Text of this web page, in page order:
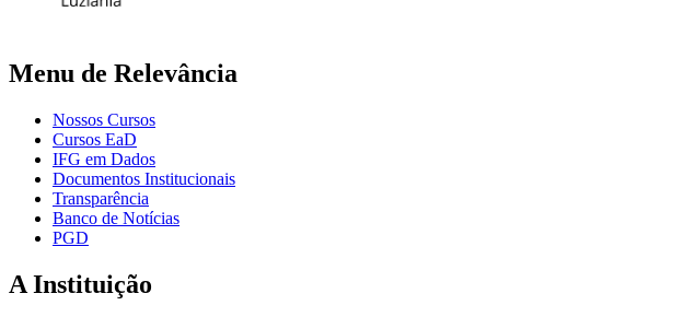
Menu de Relevância
Nossos Cursos
Cursos EaD
IFG em Dados
Documentos Institucionais
Transparência
Banco de Notícias
PGD
A Instituição